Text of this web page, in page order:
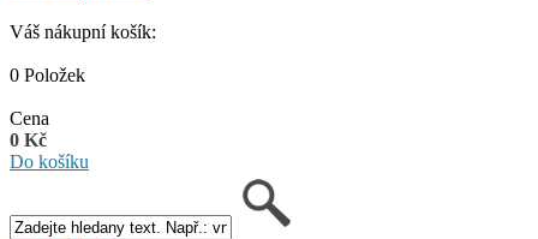
Váš nákupní košík:
0 Položek
Cena
0 Kč
Do košíku